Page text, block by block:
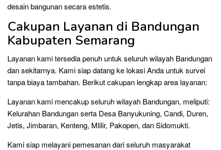
desain bangunan secara estetis.
Cakupan Layanan di Bandungan
Kabupaten Semarang
Layanan kami tersedia penuh untuk seluruh wilayah Bandungan
dan sekitarnya. Kami siap datang ke lokasi Anda untuk survei
tanpa biaya tambahan. Berikut cakupan lengkap area layanan:
Layanan kami mencakup seluruh wilayah Bandungan, meliputi:
Kelurahan Bandungan serta Desa Banyukuning, Candi, Duren,
Jetis, Jimbaran, Kenteng, Mlilir, Pakopen, dan Sidomukti.
Kami siap melayani pemesanan dari seluruh masyarakat